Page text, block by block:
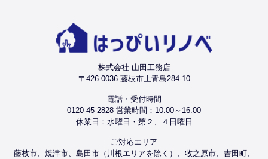
株式会社 山田工務店
〒426-0036 藤枝市上青島284-10
電話・受付時間
0120-45-2828 営業時間：10:00～16:00
休業日：水曜日・第２、４日曜日
ご対応エリア
藤枝市、焼津市、島田市（川根エリアを除く）、牧之原市、吉田町、